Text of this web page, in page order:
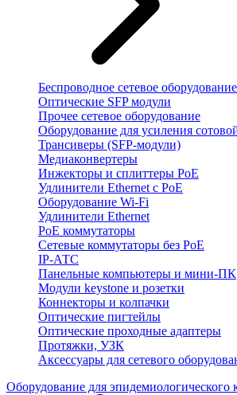
Беспроводное сетевое оборудование
Оптические SFP модули
Прочее сетевое оборудование
Оборудование для усиления
Трансиверы (SFP-модули)
Медиаконвертеры
Инжекторы и сплиттеры PoE
Удлинители Ethernet с PoE
Оборудование Wi-Fi
Удлинители Ethernet
PoE коммутаторы
Сетевые коммутаторы без PoE
IP-АТС
Панельные компьютеры и мини-ПК
Модули keystone и розетки
Коннекторы и колпачки
Оптические пигтейлы
Оптические проходные адаптеры
Протяжки, УЗК
Аксессуары для сетевого
Оборудование для эпидемиологического